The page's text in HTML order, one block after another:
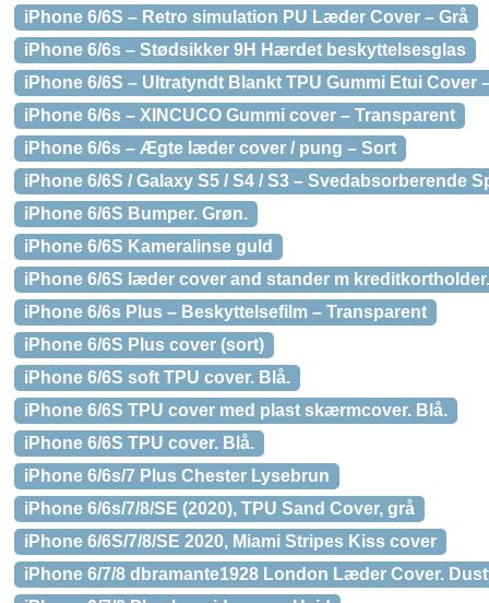
iPhone 6/6S – Retro simulation PU Læder Cover – Grå
iPhone 6/6s – Stødsikker 9H Hærdet beskyttelsesglas
iPhone 6/6S – Ultratyndt Blankt TPU Gummi Etui Cover
iPhone 6/6s – XINCUCO Gummi cover – Transparent
iPhone 6/6s – Ægte læder cover / pung – Sort
iPhone 6/6S / Galaxy S5 / S4 / S3 – Svedabsorberende
iPhone 6/6S Bumper. Grøn.
iPhone 6/6S Kameralinse guld
iPhone 6/6S læder cover and stander m
iPhone 6/6s Plus – Beskyttelsefilm – Transparent
iPhone 6/6S Plus cover (sort)
iPhone 6/6S soft TPU cover. Blå.
iPhone 6/6S TPU cover med plast skærmcover. Blå.
iPhone 6/6S TPU cover. Blå.
iPhone 6/6s/7 Plus Chester Lysebrun
iPhone 6/6s/7/8/SE (2020), TPU Sand Cover, grå
iPhone 6/6S/7/8/SE 2020, Miami Stripes Kiss cover
iPhone 6/7/8 dbramante1928 London Læder Cover.